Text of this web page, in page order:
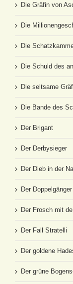
Die Gräfin von
Die
Die
Die Schuld des
Die seltsame
Die Bande des
Der Brigant
Der Derbysieger
Der Dieb in der
Der Doppelgänger
Der Frosch mit
Der Fall Stratelli
Der goldene
Der grüne